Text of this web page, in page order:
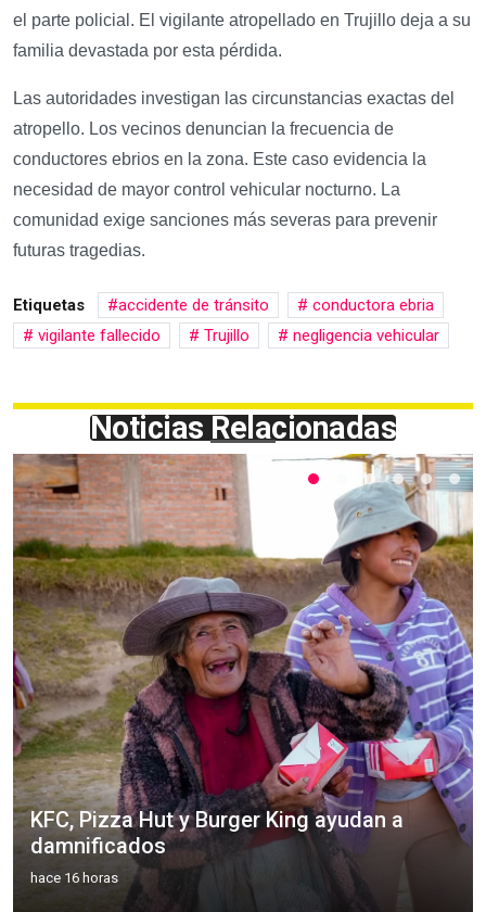
el parte policial. El vigilante atropellado en Trujillo deja a su
familia devastada por esta pérdida.
Las autoridades investigan las circunstancias exactas del
atropello. Los vecinos denuncian la frecuencia de
conductores ebrios en la zona. Este caso evidencia la
necesidad de mayor control vehicular nocturno. La
comunidad exige sanciones más severas para prevenir
futuras tragedias.
Etiquetas accidente de tránsito
conductora ebria
vigilante fallecido
Trujillo negligencia vehicular
Noticias Relacionadas
KFC, Pizza Hut y Burger King ayudan a
damnificados
hace 16 horas